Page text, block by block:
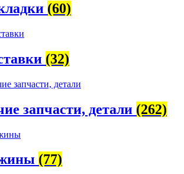
(60)
(32)
запчасти, детали (262)
(77)